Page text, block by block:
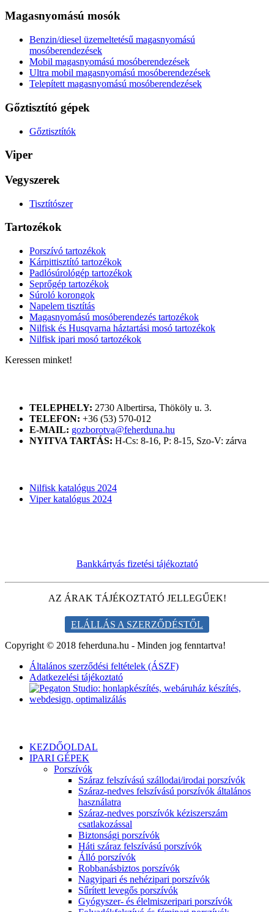
Magasnyomású mosók
Benzin/diesel üzemeltetésű magasnyomású
mosóberendezések
Mobil magasnyomású mosóberendezések
Ultra mobil magasnyomású mosóberendezések
Telepített magasnyomású mosóberendezések
Gőztisztító gépek
Gőztisztítók
Viper
Vegyszerek
Tisztítószer
Tartozékok
Porszívó tartozékok
Kárpittisztító tartozékok
Padlósúrológép tartozékok
Seprőgép tartozékok
Súroló korongok
Napelem tisztítás
Magasnyomású mosóberendezés tartozékok
Nilfisk és Husqvarna háztartási mosó tartozékok
Nilfisk ipari mosó tartozékok
Keressen minket!
TELEPHELY: 2730 Albertirsa, Thököly u. 3.
TELEFON: +36 (53) 570-012
E-MAIL: gozborotva@feherduna.hu
NYITVA TARTÁS: H-Cs: 8-16, P: 8-15, Szo-V: zárva
Nilfisk katalógus 2024
Viper katalógus 2024
Bankkártyás fizetési tájékoztató
AZ ÁRAK TÁJÉKOZTATÓ JELLEGŰEK!
ELÁLLÁS A SZERZŐDÉSTŐL
Copyright © 2018 feherduna.hu - Minden jog fenntartva!
Általános szerződési feltételek (ÁSZF)
Adatkezelési tájékoztató
KEZDŐOLDAL
IPARI GÉPEK
Porszívók
Száraz felszívású szállodai/irodai porszívók
Száraz-nedves felszívású porszívók általános
használatra
Száraz-nedves porszívók kéziszerszám
csatlakozással
Biztonsági porszívók
Háti száraz felszívású porszívók
Álló porszívók
Robbanásbiztos porszívók
Nagyipari és nehézipari porszívók
Sűrített levegős porszívók
Gyógyszer- és élelmiszeripari porszívók